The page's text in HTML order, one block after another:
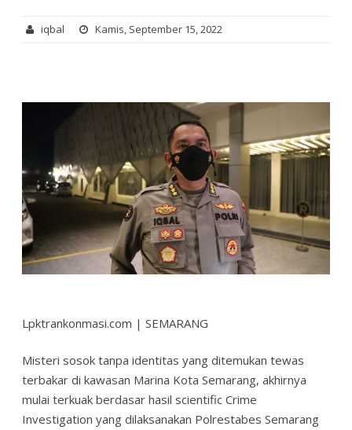
iqbal Kamis, September 15, 2022
Lpktrankonmasi.com | SEMARANG
Misteri sosok tanpa identitas yang ditemukan tewas
terbakar di kawasan Marina Kota Semarang, akhirnya
mulai terkuak berdasar hasil scientific Crime
Investigation yang dilaksanakan Polrestabes Semarang